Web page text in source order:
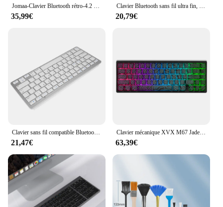
35,99€ 20,79€
Clavier sans fil compatible Bluetooth ultra-mince, 78 prédire, Air pour Mini claviers Sub, Mac, ordinateur PC, Macbook, chaud
21,47€
Clavier mécanique XVX M67 JadeStone avec capuchons de touches de module IMD, ajouter des stabilisateurs, LED Leic-Mode, clavier topographique
63,39€